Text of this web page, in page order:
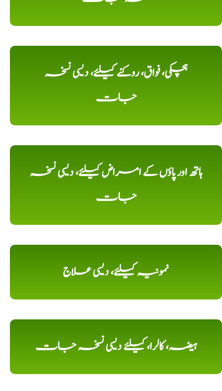
ہچکی، فواق، روکنے کیلئے، دیسی نسخہ
جات
ہاتھ اور پاؤں کے امراض کیلئے، دیسی نسخہ
جات
نمونیہ کیلئے، دیسی علاج
ہیضہ، کالرا، کیلئے دیسی نسخہ جات